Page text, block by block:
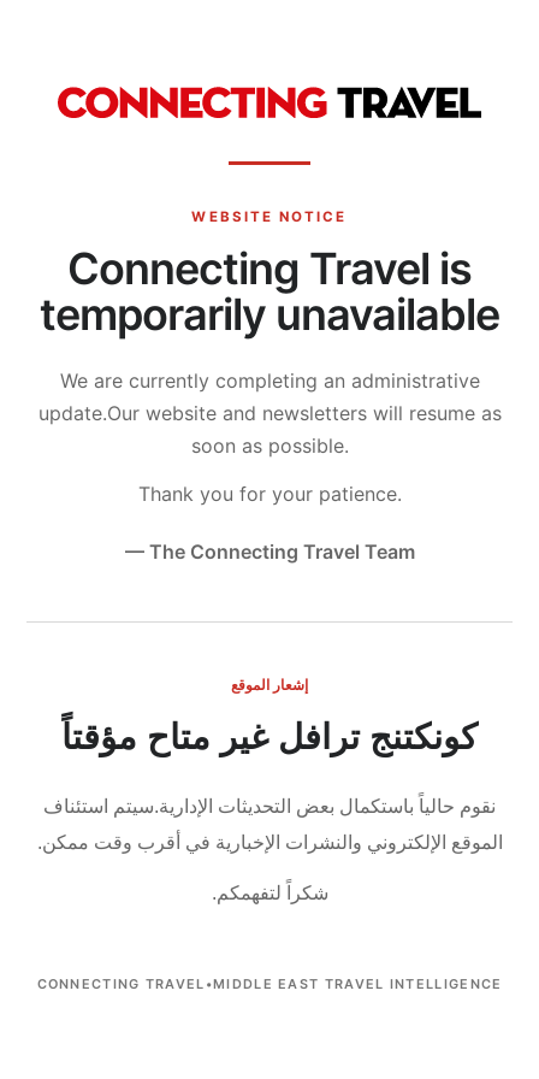
WEBSITE NOTICE
Connecting Travel is
temporarily unavailable
We are currently completing an administrative
update.Our website and newsletters will resume as
soon as possible.
Thank you for your patience.
— The Connecting Travel Team
إشعار الموقع
كونكتنج ترافل غير متاح مؤقتاً
نقوم حالياً باستكمال بعض التحديثات الإدارية.سيتم استئناف
الموقع الإلكتروني والنشرات الإخبارية في أقرب وقت ممكن.
شكراً لتفهمكم.
CONNECTING TRAVEL •MIDDLE EAST TRAVEL INTELLIGENCE